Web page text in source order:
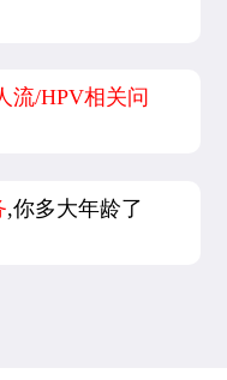
流/HPV相关问
,你多大年龄了